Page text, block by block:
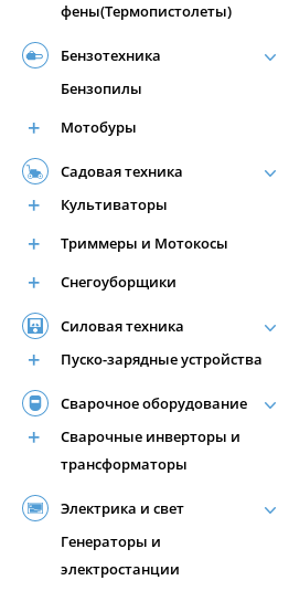
фены(Термопистолеты)
Бензотехника
Бензопилы
Мотобуры
Садовая техника
Культиваторы
Триммеры и Мотокосы
Снегоуборщики
Силовая техника
Пуско-зарядные устройства
Сварочное оборудование
Сварочные инверторы и
трансформаторы
Электрика и свет
Генераторы и
электростанции